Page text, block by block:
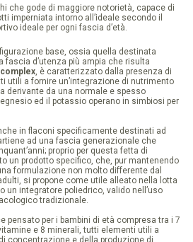
che gode di maggiore notorietà, capace di
imperniata intorno all’ideale secondo il
ideale per ogni fascia d’età.
base, ossia quella destinata
fascia d’utenza più ampia che risulta
, è caratterizzato dalla presenza di
utili a fornire un’integrazione di nutrimento
derivante da una normale e spesso
ed il potassio operano in simbiosi per
in flaconi specificamente destinati ad
ad una fascia generazionale che
proprio per questa fetta di
un prodotto specifico, che, pur mantenendo
formulazione non molto differente dal
si propone come utile alleato nella lotta
un integratore poliedrico, valido nell’uso
tradizionale.
pensato per i bambini di età compresa tra i 7
e 8 minerali, tutti elementi utili a
concentrazione e della produzione di